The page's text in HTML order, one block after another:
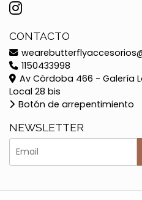
CONTACTO
1150433998
Av Córdoba 466 - Galería
Local 28 bis
Botón de arrepentimiento
NEWSLETTER